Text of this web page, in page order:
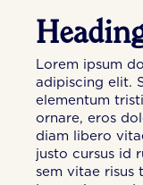
Lorem ipsum
adipiscing elit.
elementum
ornare, eros
diam libero
justo cursus id
sem vitae risus